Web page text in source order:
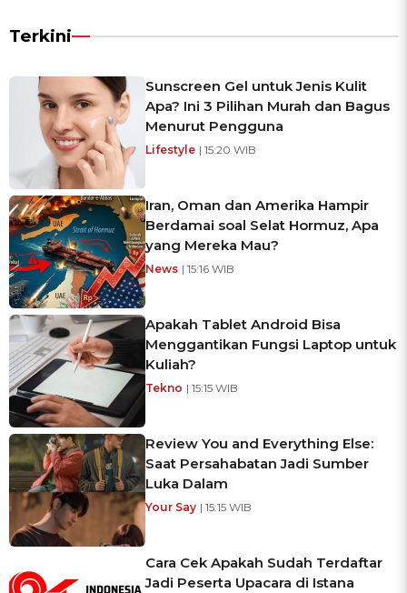
Terkini
Sunscreen Gel untuk Jenis Kulit
Apa? Ini 3 Pilihan Murah dan Bagus
Menurut Pengguna
Lifestyle | 15:20 WIB
Iran, Oman dan Amerika Hampir
Berdamai soal Selat Hormuz, Apa
yang Mereka Mau?
News | 15:16 WIB
Apakah Tablet Android Bisa
Menggantikan Fungsi Laptop untuk
Kuliah?
Tekno | 15:15 WIB
Review You and Everything Else:
Saat Persahabatan Jadi Sumber
Luka Dalam
Your Say | 15:15 WIB
Cara Cek Apakah Sudah Terdaftar
Jadi Peserta Upacara di Istana